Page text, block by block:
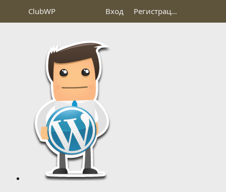
ClubWP Вход Регистрация